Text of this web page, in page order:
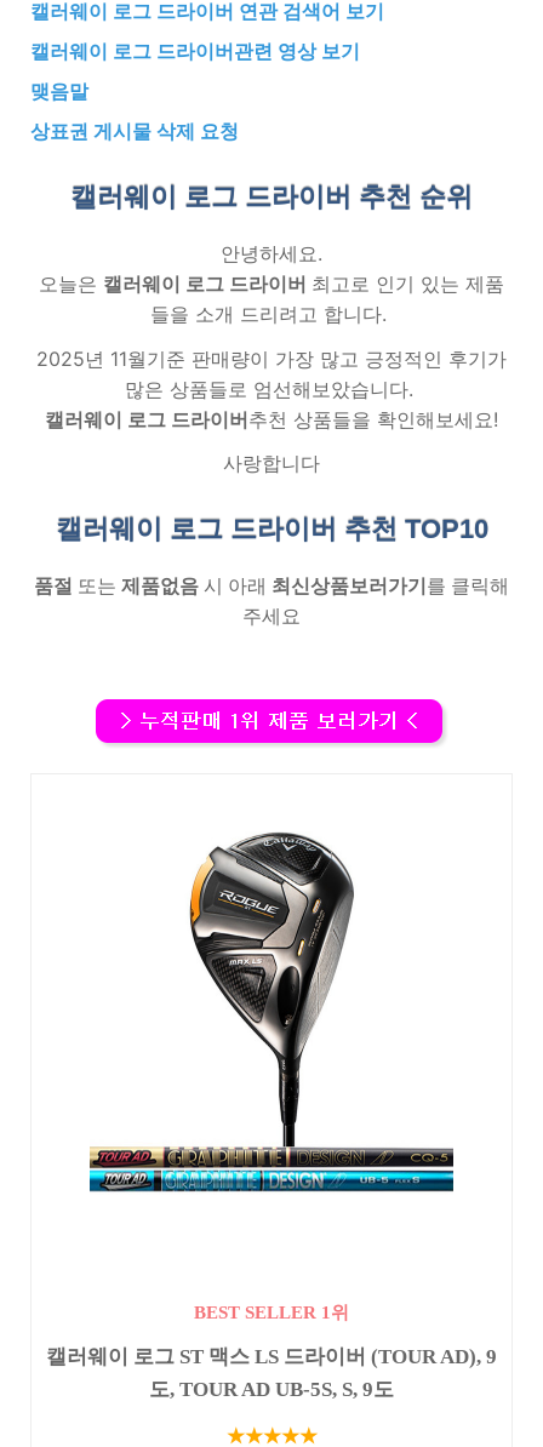
캘러웨이 로그 드라이버 연관 검색어 보기
캘러웨이 로그 드라이버관련 영상 보기
맺음말
상표권 게시물 삭제 요청
캘러웨이 로그 드라이버 추천 순위
안녕하세요.
오늘은 캘러웨이 로그 드라이버 최고로 인기 있는 제품
들을 소개 드리려고 합니다.
2025년 11월기준 판매량이 가장 많고 긍정적인 후기가
많은 상품들로 엄선해보았습니다.
캘러웨이 로그 드라이버추천 상품들을 확인해보세요!
사랑합니다
캘러웨이 로그 드라이버 추천 TOP10
품절 또는 제품없음 시 아래 최신상품보러가기 를 클릭해
주세요
BEST SELLER 1위
캘러웨이 로그 ST 맥스 LS 드라이버 (TOUR AD), 9
도, TOUR AD UB-5S, S, 9도
★★★★★